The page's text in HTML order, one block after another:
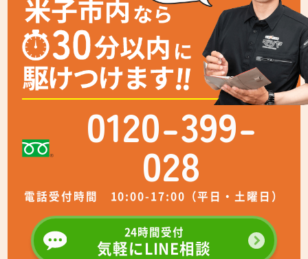
0120-399-
028
電話受付時間 10:00-17:00（平日・土曜日）
24時間受付
気軽にLINE相談